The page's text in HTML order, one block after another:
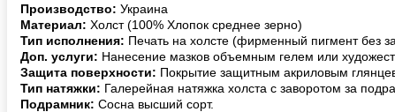
Производство: Украина
Материал: Холст (100% Хлопок среднее зерно)
Тип исполнения: Печать на холсте (фирменный пигмент без
Доп. услуги: Нанесение мазков объемным гелем или
Защита поверхности: Покрытие защитным акриловым
Тип натяжки: Галерейная натяжка холста с заворотом за
Подрамник: Сосна высший сорт.